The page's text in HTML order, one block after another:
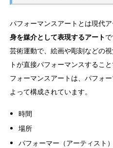
パフォーマンスアートとは現代ア
身を媒介として表現するアート
芸術運動で、絵画や彫刻などの
トが直接パフォーマンスするこ
フォーマンスアートは、パフォ
よって構成されています。
時間
場所
パフォーマー（アーティスト）